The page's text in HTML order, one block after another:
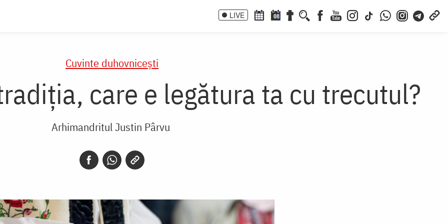
LIVE 08
Cuvinte duhovnicești
care e legătura ta cu trecutul?
Arhimandritul Justin Pârvu